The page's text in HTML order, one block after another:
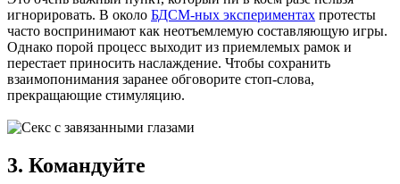
игнорировать. В около БДСМ-ных экспериментах протесты
часто воспринимают как неотъемлемую составляющую игры.
Однако порой процесс выходит из приемлемых рамок и
перестает приносить наслаждение. Чтобы сохранить
взаимопонимания заранее обговорите стоп-слова,
прекращающие стимуляцию.
3. Командуйте